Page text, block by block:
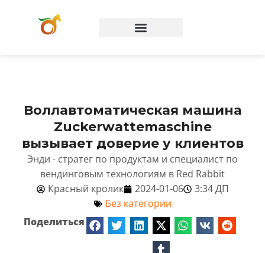
Воллавтоматическая машина
Zuckerwattemaschine
вызывает доверие у клиентов
Энди - стратег по продуктам и специалист по
вендинговым технологиям в Red Rabbit
Красный кролик
2024-01-06
3:34 ДП
Без категории
Поделиться